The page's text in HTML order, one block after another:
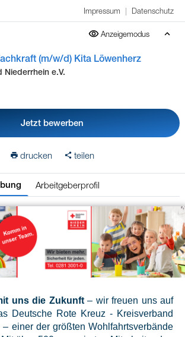
Impressum | Datenschutz
Anzeigemodus
(m/w/d) Kita Löwenherz
Niederrhein e.V.
Jetzt bewerben
drucken teilen
Arbeitgeberprofil